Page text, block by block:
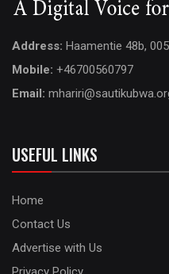
Address: Haamentie 48b,
Mobile: +46700560797
Email:
USEFUL LINKS
Home
Contact Us
Advertise with Us